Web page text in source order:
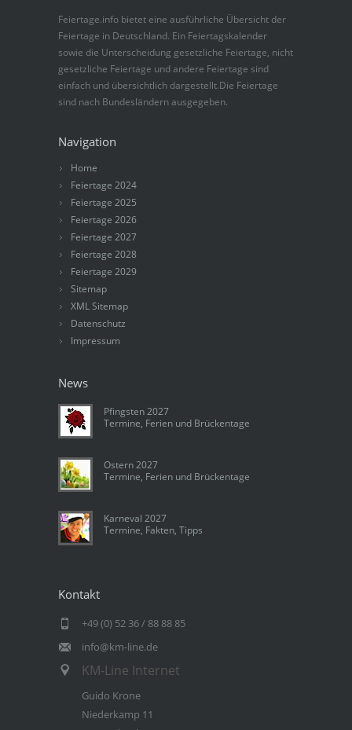
Feiertage.info bietet eine ausführliche Übersicht der
Feiertage in Deutschland. Ein Feiertagskalender
sowie die Unterscheidung gesetzliche Feiertage, nicht
gesetzliche Feiertage und andere Feiertage sind
einfach und übersichtlich dargestellt.Die Feiertage
sind nach Bundesländern ausgegeben.
Navigation
Home
Feiertage 2024
Feiertage 2025
Feiertage 2026
Feiertage 2027
Feiertage 2028
Feiertage 2029
Sitemap
XML Sitemap
Datenschutz
Impressum
News
Pfingsten 2027
Termine, Ferien und Brückentage
Ostern 2027
Termine, Ferien und Brückentage
Karneval 2027
Termine, Fakten, Tipps
Kontakt
+49 (0) 52 36 / 88 88 85
info@km-line.de
KM-Line Internet
Guido Krone
Niederkamp 11